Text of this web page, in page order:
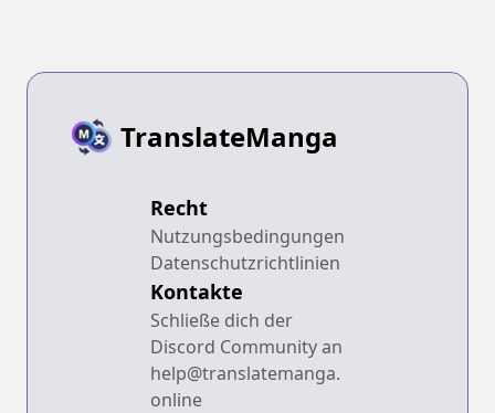
TranslateManga
Recht
Nutzungsbedingungen
Datenschutzrichtlinien
Kontakte
Schließe dich der
Discord Community an
help@translatemanga.
online